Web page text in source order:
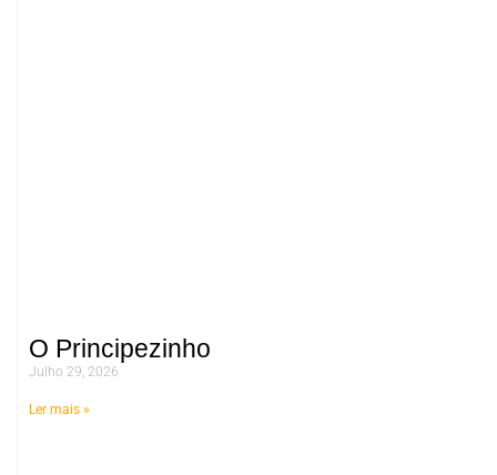
O Principezinho
Julho 29, 2026
Ler mais »